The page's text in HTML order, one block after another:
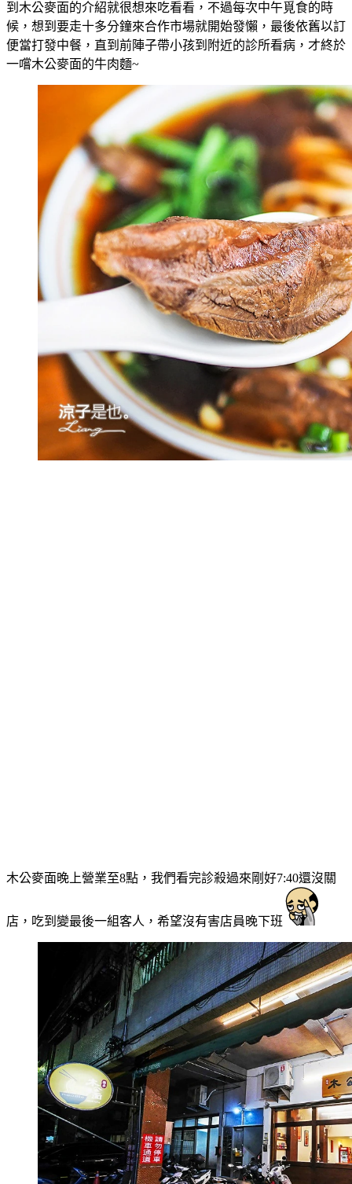
到木公麥面的介紹就很想來吃看看，不過每次中午覓食的時
候，想到要走十多分鐘來合作市場就開始發懶，最後依舊以訂
便當打發中餐，直到前陣子帶小孩到附近的診所看病，才終於
一嚐木公麥面的牛肉麵~
木公麥面晚上營業至8點，我們看完診殺過來剛好7:40還沒關
店，吃到變最後一組客人，希望沒有害店員晚下班